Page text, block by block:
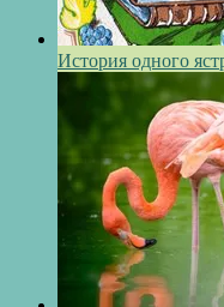
История одного